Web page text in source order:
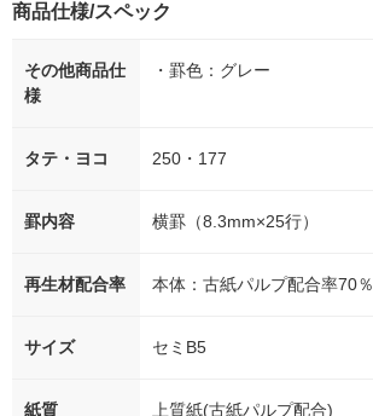
シ） オリジナル
商品仕様/スペック
その他商品仕
様
・罫色：グレー
タテ・ヨコ 250・177
罫内容 横罫（8.3mm×25行）
再生材配合率 本体：古紙パルプ配合率70％
サイズ セミB5
紙質 上質紙(古紙パルプ配合)